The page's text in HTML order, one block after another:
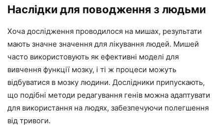
Наслідки для поводження з людьми
Хоча дослідження проводилося на мишах, результати
мають значне значення для лікування людей. Мишей
часто використовують як ефективні моделі для
вивчення функції мозку, і ті ж процеси можуть
відбуватися в мозку людини. Дослідники припускають,
що подібні методи редагування генів можна адаптувати
для використання на людях, забезпечуючи полегшення
від тривоги.